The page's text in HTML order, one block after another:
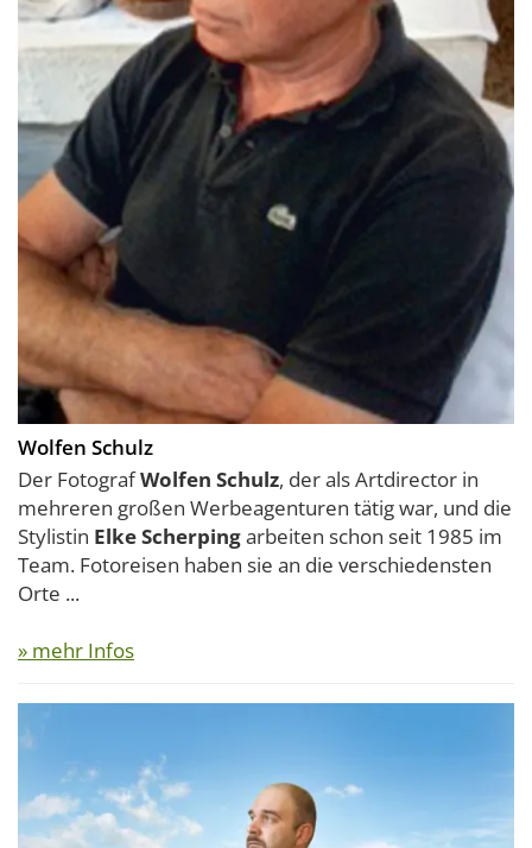
Wolfen Schulz
Der FotografWolfen Schulz, der als Artdirector in
mehreren großen Werbeagenturen tätig war, und die
Stylistin Elke Scherpingarbeiten schon seit 1985 im
Team. Fotoreisen haben sie an die verschiedensten
Orte ...
» mehr Infos